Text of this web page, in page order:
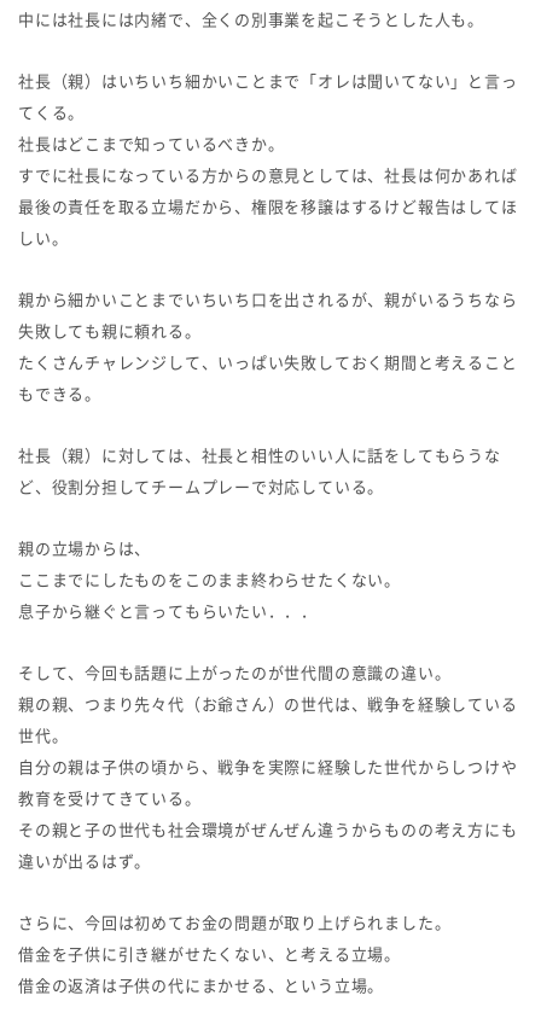
中には社長には内緒で、全くの別事業を起こそうとした人も。
社長（親）はいちいち細かいことまで「オレは聞いてない」と言っ
てくる。
社長はどこまで知っているべきか。
すでに社長になっている方からの意見としては、社長は何かあれば
最後の責任を取る立場だから、権限を移譲はするけど報告はしてほ
しい。
親から細かいことまでいちいち口を出されるが、親がいるうちなら
失敗しても親に頼れる。
たくさんチャレンジして、いっぱい失敗しておく期間と考えること
もできる。
社長（親）に対しては、社長と相性のいい人に話をしてもらうな
ど、役割分担してチームプレーで対応している。
親の立場からは、
ここまでにしたものをこのまま終わらせたくない。
息子から継ぐと言ってもらいたい．．．
そして、今回も話題に上がったのが世代間の意識の違い。
親の親、つまり先々代（お爺さん）の世代は、戦争を経験している
世代。
自分の親は子供の頃から、戦争を実際に経験した世代からしつけや
教育を受けてきている。
その親と子の世代も社会環境がぜんぜん違うからものの考え方にも
違いが出るはず。
さらに、今回は初めてお金の問題が取り上げられました。
借金を子供に引き継がせたくない、と考える立場。
借金の返済は子供の代にまかせる、という立場。